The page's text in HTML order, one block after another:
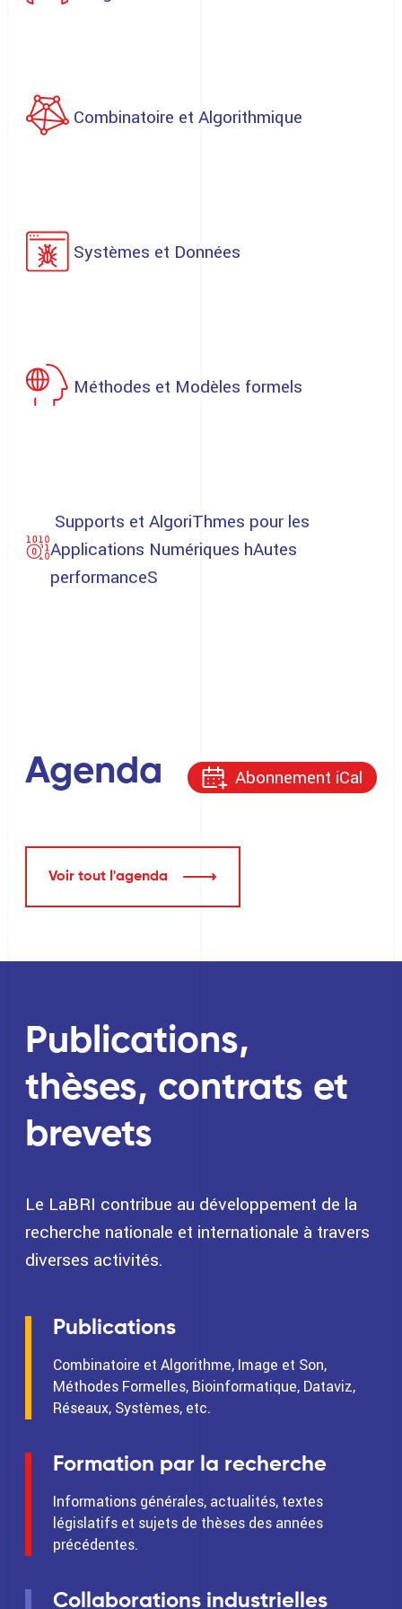
Combinatoire et Algorithmique
Systèmes et Données
Méthodes et Modèles formels
Supports et AlgoriThmes pour les
Applications Numériques hAutes
performanceS
Agenda Abonnement iCal
Voir tout l'agenda
Publications,
thèses, contrats et
brevets
Le LaBRI contribue au développement de la
recherche nationale et internationale à travers
diverses activités.
Publications
Combinatoire et Algorithme, Image et Son,
Méthodes Formelles, Bioinformatique, Dataviz,
Réseaux, Systèmes, etc.
Formation par la recherche
Informations générales, actualités, textes
législatifs et sujets de thèses des années
précédentes.
Collaborations industrielles